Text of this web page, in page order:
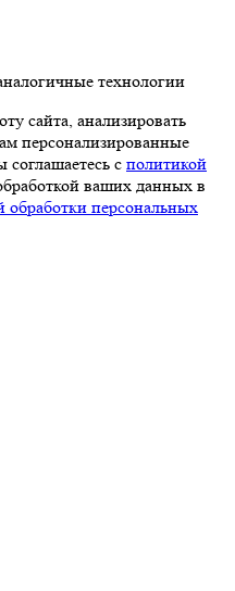
технологии
сайта, анализировать
персонализированные
с политикой
ваших данных в
обработки персональных